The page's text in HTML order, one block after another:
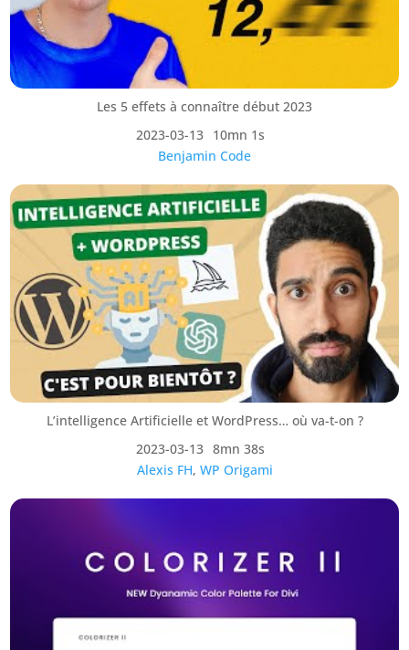
Les 5 effets à connaître début 2023
2023-03-13
10mn 1s
Benjamin Code
L’intelligence Artificielle et WordPress… où va-t-on ?
2023-03-13 8mn 38s
Alexis FH, WP Origami